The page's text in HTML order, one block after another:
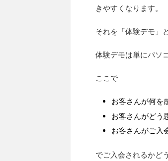
きやすくなります。
それを「体験デモ」
体験デモは単にパソ
ここで
お客さんが何を
お客さんがどう
お客さんがご入
でご入会されるかど